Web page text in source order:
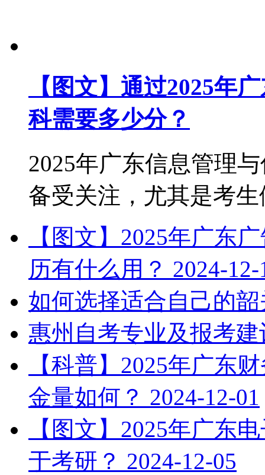
【图文】通过2025年
科需要多少分？
2025年广东信息管理
备受关注，尤其是考生
【图文】2025年广东
历有什么用？ 2024-12-
如何选择适合自己的
惠州自考专业及报考建
【科普】2025年广东
金量如何？ 2024-12-01
【图文】2025年广东
于考研？ 2024-12-05